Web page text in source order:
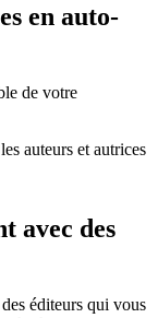
en auto-
de votre
auteurs et autrices
avec des
éditeurs qui vous